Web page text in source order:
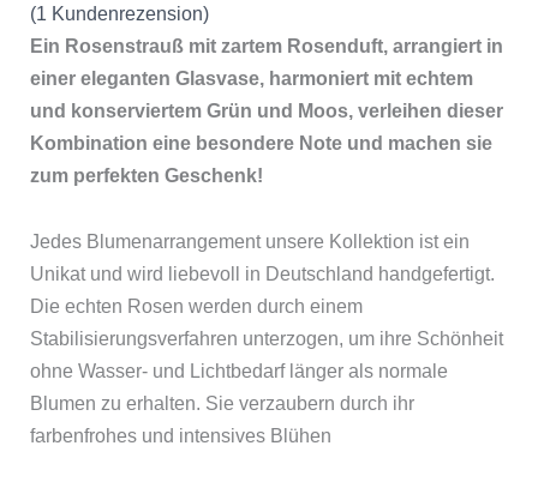
(1 Kundenrezension)
Ein Rosenstrauß mit zartem Rosenduft, arrangiert in
einer eleganten Glasvase, harmoniert mit echtem
und konserviertem Grün und Moos, verleihen dieser
Kombination eine besondere Note und machen sie
zum perfekten Geschenk!
Jedes Blumenarrangement unsere Kollektion ist ein
Unikat und wird liebevoll in Deutschland handgefertigt.
Die echten Rosen werden durch einem
Stabilisierungsverfahren unterzogen, um ihre Schönheit
ohne Wasser- und Lichtbedarf länger als normale
Blumen zu erhalten. Sie verzaubern durch ihr
farbenfrohes und intensives Blühen